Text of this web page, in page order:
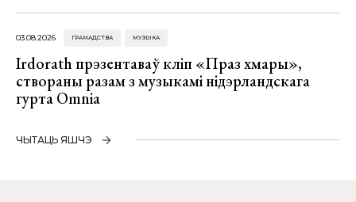
03.08.2026 ГРАМАДСТВА МУЗЫКА
Irdorath прэзентаваў кліп «Праз хмары»,
створаны разам з музыкамі нідэрландскага
гурта Omnia
ЧЫТАЦЬ ЯШЧЭ